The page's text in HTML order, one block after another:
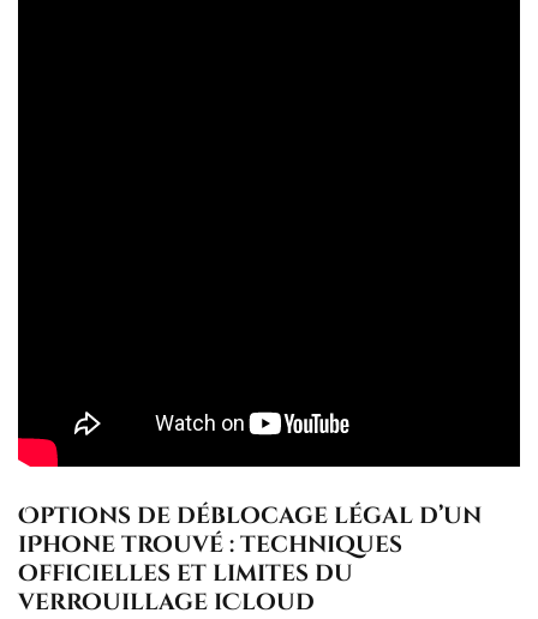
Options de déblocage légal d’un
iPhone trouvé : techniques
officielles et limites du
verrouillage iCloud